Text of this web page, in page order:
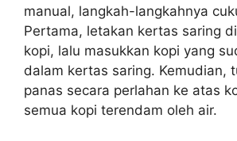
manual, langkah-langkahnya
Pertama, letakan kertas saring
kopi, lalu masukkan kopi yang
dalam kertas saring. Kemudian,
panas secara perlahan ke atas
semua kopi terendam oleh air.